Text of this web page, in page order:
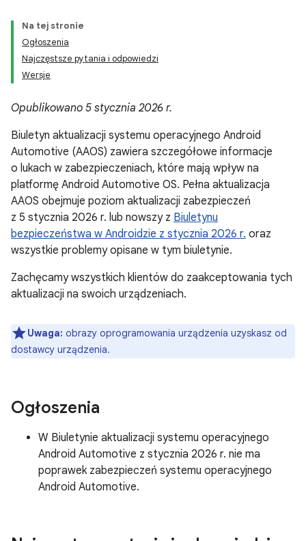
Na tej stronie
Ogłoszenia
Najczęstsze pytania i odpowiedzi
Wersje
Opublikowano 5 stycznia 2026 r.
Biuletyn aktualizacji systemu operacyjnego Android
Automotive (AAOS) zawiera szczegółowe informacje
o lukach w zabezpieczeniach, które mają wpływ na
platformę Android Automotive OS. Pełna aktualizacja
AAOS obejmuje poziom aktualizacji zabezpieczeń
z 5 stycznia 2026 r. lub nowszy z Biuletynu
bezpieczeństwa w Androidzie z stycznia 2026 r. oraz
wszystkie problemy opisane w tym biuletynie.
Zachęcamy wszystkich klientów do zaakceptowania tych
aktualizacji na swoich urządzeniach.
Uwaga: obrazy oprogramowania urządzenia uzyskasz od
dostawcy urządzenia.
Ogłoszenia
W Biuletynie aktualizacji systemu operacyjnego
Android Automotive z stycznia 2026 r. nie ma
poprawek zabezpieczeń systemu operacyjnego
Android Automotive.